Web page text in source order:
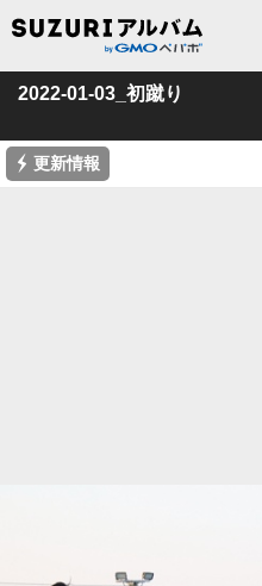
2022-01-03_初蹴り
⚡ 更新情報